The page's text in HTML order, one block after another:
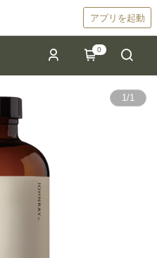
アプリを起動
0
1/1